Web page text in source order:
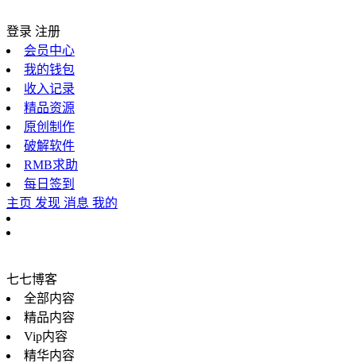
登录 注册
会员中心
我的钱包
收入记录
精品资源
原创制作
破解软件
RMB求助
每日签到
主页 发现 消息 我的
七七博客
全部内容
精品内容
Vip内容
精华内容